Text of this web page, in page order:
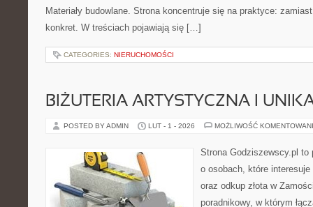
Materiały budowlane. Strona koncentruje się na praktyce:
konkret. W treściach pojawiają się […]
CATEGORIES: NIERUCHOMOŚCI
BIŻUTERIA ARTYSTYCZNA I
POSTED BY ADMIN LUT - 1 - 2026 MOŻLIWOŚĆ
Strona Godziszewscy.pl
o osobach, które
oraz odkup złota w
poradnikowy, w którym